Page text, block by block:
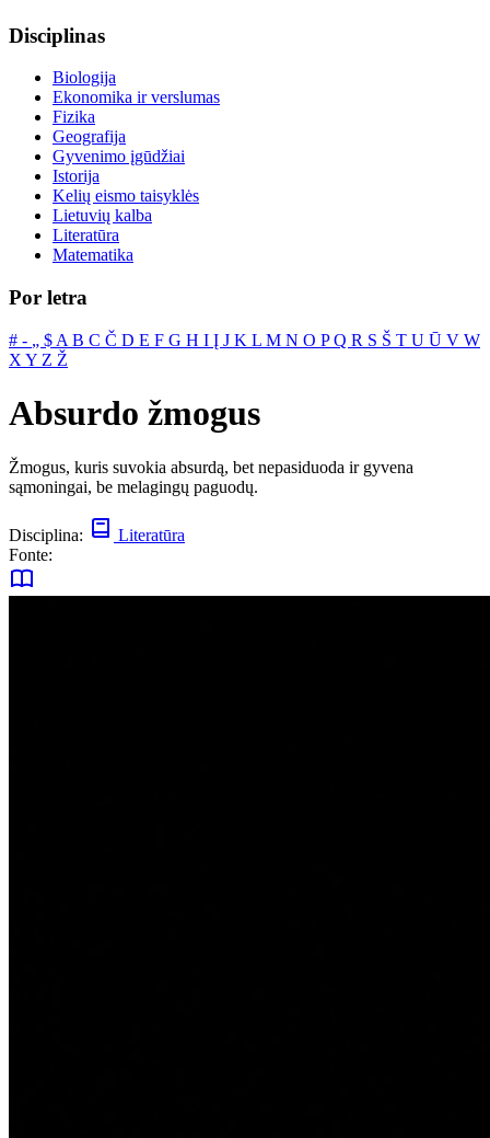
Disciplinas
Biologija
Ekonomika ir verslumas
Fizika
Geografija
Gyvenimo įgūdžiai
Istorija
Kelių eismo taisyklės
Lietuvių kalba
Literatūra
Matematika
Por letra
# ‐ „ $ A B C Č D E F G H I Į J K L M N O PQ R S Š T U Ū V W
X Y Z Ž
Absurdo žmogus
Žmogus, kuris suvokia absurdą, bet nepasiduoda ir gyvena
sąmoningai, be melagingų paguodų.
Disciplina:
Literatūra
Fonte: